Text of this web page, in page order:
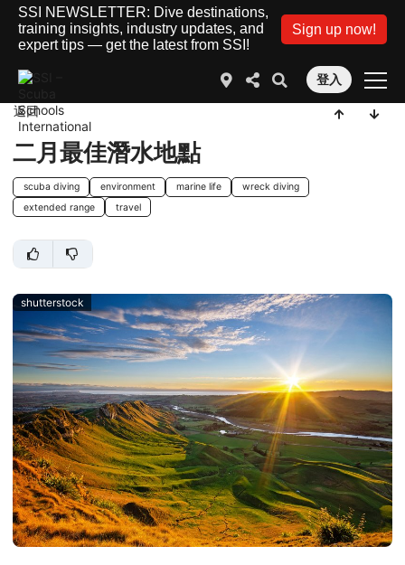
SSI NEWSLETTER: Dive destinations,
training insights, industry updates, and
expert tips — get the latest from SSI!
Sign up now!
登入
返回
二月最佳潛水地點
scuba diving environment marine life
wreck diving
extended range
travel
shutterstock